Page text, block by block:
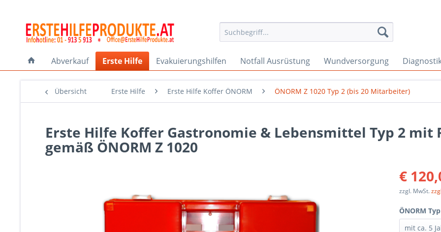
Abverkauf Erste Hilfe Evakuierungshilfen Notfall Ausrüstung Wundversorgung
Übersicht Erste Hilfe Erste Hilfe Koffer ÖNORM ÖNORM Z 1020 Typ 2 (bis 20 Mitarbeiter)
Erste Hilfe Koffer Gastronomie & Lebensmittel Typ 2 mit
gemäß ÖNORM Z 1020
€
zzgl. MwSt.
ÖNORM